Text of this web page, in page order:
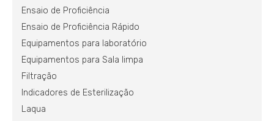
Ensaio de Proficiência
Ensaio de Proficiência Rápido
Equipamentos para laboratório
Equipamentos para Sala limpa
Filtração
Indicadores de Esterilização
Laqua